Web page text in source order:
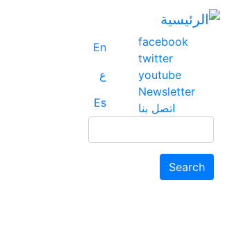
facebook
twitter
youtube
Newsletter
اتصل بنا
En
ع
Es
Search